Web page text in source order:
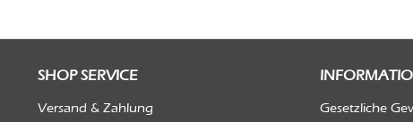
SHOP SERVICE
Versand & Zahlung
Gesetzliche